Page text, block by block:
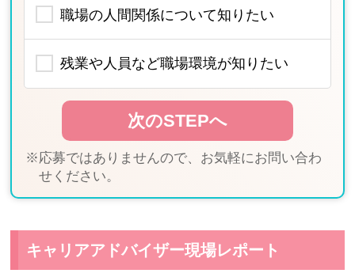
職場の人間関係について知りたい
残業や人員など職場環境が知りたい
※応募ではありませんので、お気軽にお問い合わ
せください。
キャリアアドバイザー現場レポート